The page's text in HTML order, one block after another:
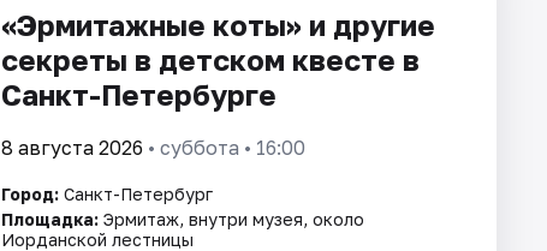
«Эрмитажные коты» и другие
секреты в детском квесте в
Санкт-Петербурге
8 августа 2026 • суббота • 16:00
Город: Санкт-Петербург
Площадка: Эрмитаж, внутри музея, около
Иорданской лестницы